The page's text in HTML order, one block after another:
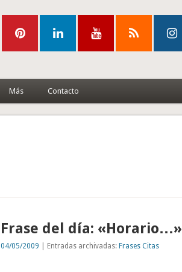
Más Contacto
Frase del día: «Horario…»
04/05/2009 | Entradas archivadas: Frases Citas